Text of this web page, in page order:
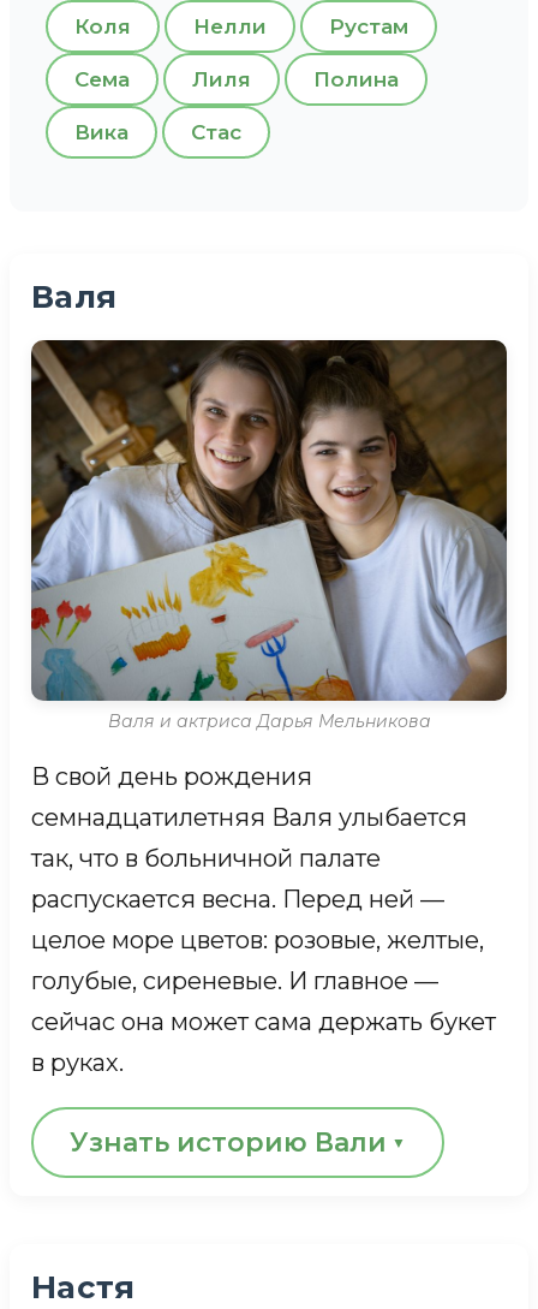
Коля Нелли Рустам
Сема Лиля Полина
Вика Стас
Валя
Валя и актриса Дарья Мельникова
В свой день рождения
семнадцатилетняя Валя улыбается
так, что в больничной палате
распускается весна. Перед ней —
целое море цветов: розовые, желтые,
голубые, сиреневые. И главное —
сейчас она может сама держать букет
в руках.
Узнать историю Вали
Настя